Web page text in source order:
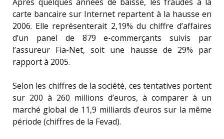
carte bancaire sur Internet repartent à la hausse en
2006. Elle représenterait 2,19% du chiffre d’affaires
d’un panel de 879 e-commerçants suivis par
l’assureur Fia-Net, soit une hausse de 29% par
rapport à 2005.
Selon les chiffres de la société, ces tentatives portent
sur 200 à 260 millions d’euros, à comparer à un
marché global de 11,9 milliards d’euros sur la même
période (chiffres de la Fevad).